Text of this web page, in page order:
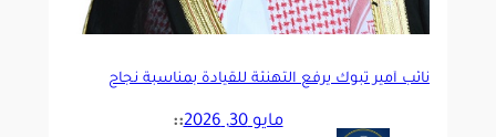
نائب أمير تبوك يرفع التهنئة للقيادة بمناسبة نجاح
مايو 30, 2026 ::